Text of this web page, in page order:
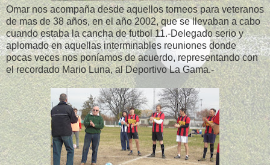
Omar nos acompaña desde aquellos torneos para veteranos
de mas de 38 años, en el año 2002, que se llevaban a cabo
cuando estaba la cancha de futbol 11.-Delegado serio y
aplomado en aquellas interminables reuniones donde
pocas veces nos poníamos de acuerdo, representando con
el recordado Mario Luna, al Deportivo La Gama.-